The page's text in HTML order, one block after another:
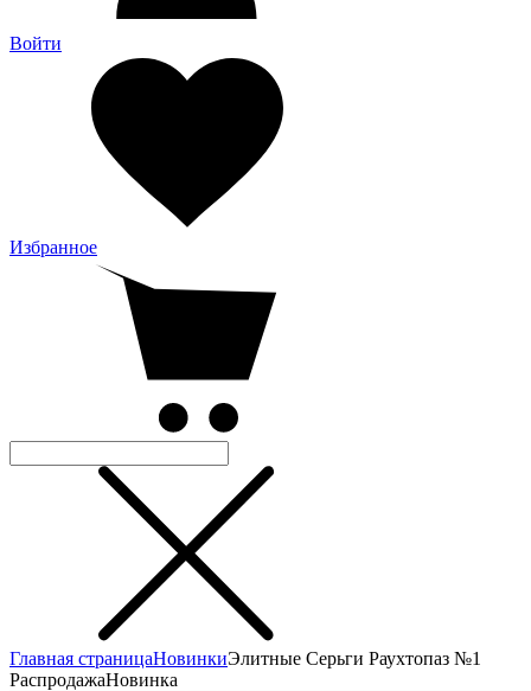
Войти
Избранное
Главная страницаНовинкиЭлитные Серьги Раухтопаз №1
РаспродажаНовинка